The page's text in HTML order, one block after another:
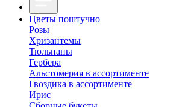
Цветы поштучно
Розы
Хризантемы
Тюльпаны
Гербера
Альстомерия в ассортименте
Гвоздика в ассортименте
Ирис